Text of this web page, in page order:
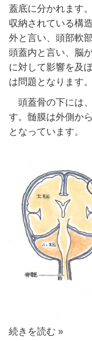
蓋底に分かれます
収納されている構
外と言い、頭部軟
頭蓋内と言い、脳
に対して影響を及
は問題となりま
頭蓋骨の下には
す。髄膜は外側か
となっています。
続きを読む »